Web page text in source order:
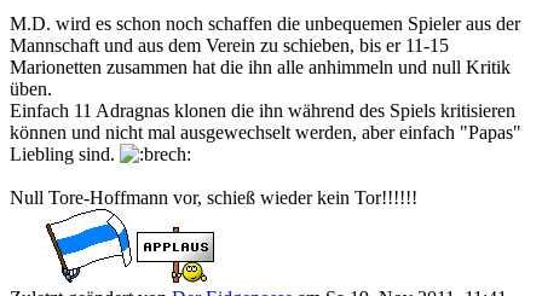
M.D. wird es schon noch schaffen die unbequemen Spieler aus der
Mannschaft und aus dem Verein zu schieben, bis er 11-15
Marionetten zusammen hat die ihn alle anhimmeln und null Kritik
üben.
Einfach 11 Adragnas klonen die ihn während des Spiels kritisieren
können und nicht mal ausgewechselt werden, aber einfach "Papas"
Liebling sind.
Null Tore-Hoffmann vor, schieß wieder kein Tor!!!!!!